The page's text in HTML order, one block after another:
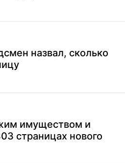
назвал, сколько
имуществом и
страницах нового